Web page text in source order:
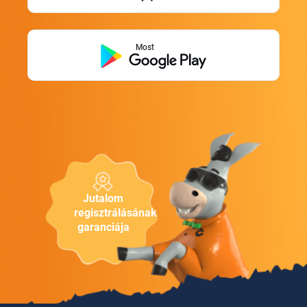
Jutalom
regisztrálásának
garanciája
Most